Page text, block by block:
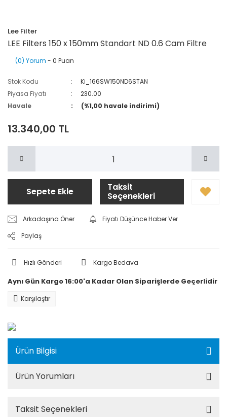
Lee Filter
LEE Filters 150 x 150mm Standart ND 0.6 Cam Filtre
(0) Yorum - 0 Puan
Stok Kodu
Ki_166SW150ND6STAN
Piyasa Fiyatı
230.00
Havale
(%1,00 havale indirimi)
13.340,00 TL
Sepete Ekle Taksit
Seçenekleri
Arkadaşına Öner
Fiyatı Düşünce Haber Ver
Paylaş
Hızlı Gönderi Kargo Bedava
Aynı Gün Kargo 16:00'a Kadar Olan Siparişlerde Geçerlidir
Karşılaştır
Ürün Bilgisi
Ürün Yorumları
Taksit Seçenekleri